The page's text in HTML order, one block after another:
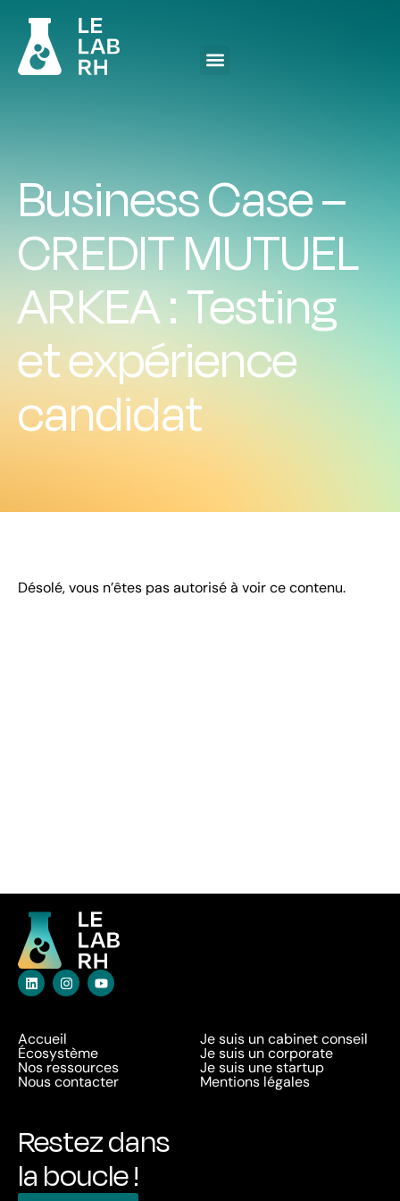
Business Case –
CREDIT MUTUEL
ARKEA : Testing
et expérience
candidat
Désolé, vous n’êtes pas autorisé à voir ce contenu.
Accueil
Écosystème
Nos ressources
Nous contacter
Je suis un cabinet conseil
Je suis un corporate
Je suis une startup
Mentions légales
Restez dans
la boucle !